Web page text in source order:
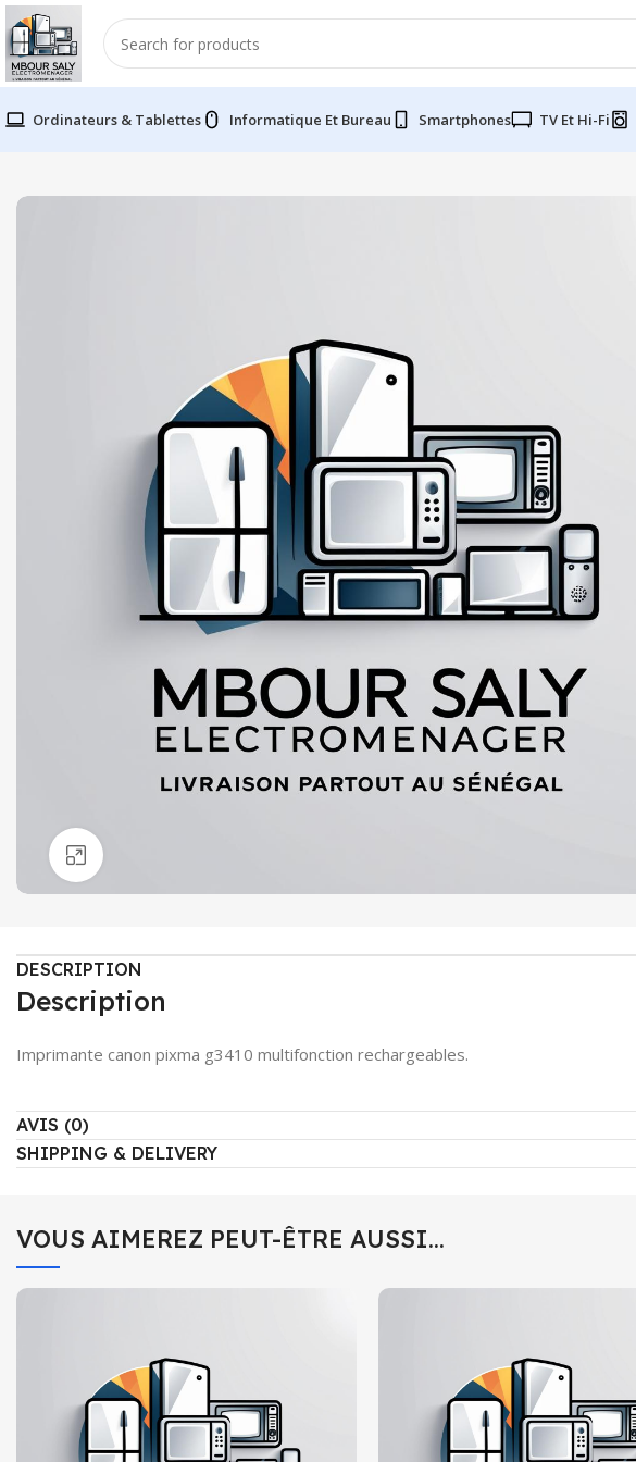
Ordinateurs & Tablettes Informatique Et Bureau Smartphones TV Et Hi-Fi
DESCRIPTION
Description
Imprimante canon pixma g3410 multifonction rechargeables.
AVIS (0)
SHIPPING & DELIVERY
VOUS AIMEREZ PEUT-ÊTRE AUSSI…